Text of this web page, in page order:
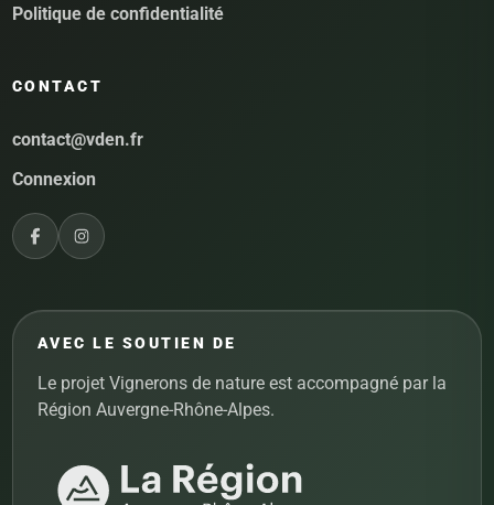
Politique de confidentialité
CONTACT
contact@vden.fr
Connexion
AVEC LE SOUTIEN DE
Le projet Vignerons de nature est accompagné par la
Région Auvergne-Rhône-Alpes.